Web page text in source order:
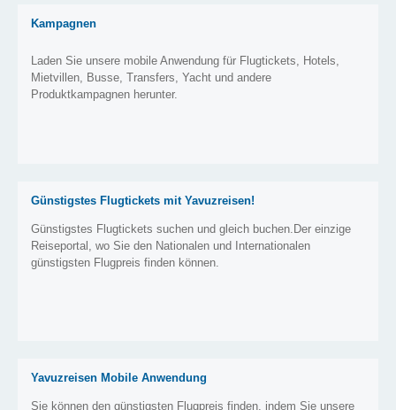
Kampagnen
Laden Sie unsere mobile Anwendung für Flugtickets, Hotels,
Mietvillen, Busse, Transfers, Yacht und andere
Produktkampagnen herunter.
Günstigstes Flugtickets mit Yavuzreisen!
Günstigstes Flugtickets suchen und gleich buchen.Der einzige
Reiseportal, wo Sie den Nationalen und Internationalen
günstigsten Flugpreis finden können.
Yavuzreisen Mobile Anwendung
Sie können den günstigsten Flugpreis finden, indem Sie unsere